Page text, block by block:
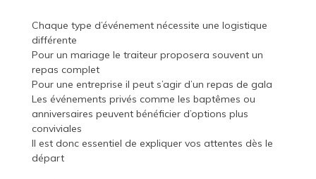
Chaque type d’événement nécessite une logistique
différente
Pour un mariage le traiteur proposera souvent un
repas complet
Pour une entreprise il peut s’agir d’un repas de gala
Les événements privés comme les baptêmes ou
anniversaires peuvent bénéficier d’options plus
conviviales
Il est donc essentiel de expliquer vos attentes dès le
départ